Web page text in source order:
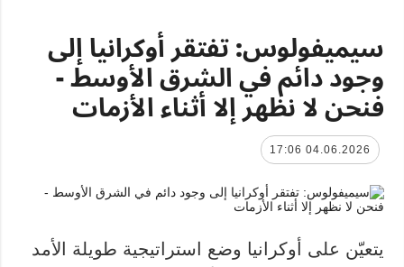
سيميفولوس: تفتقر أوكرانيا إلى
وجود دائم في الشرق الأوسط -
فنحن لا نظهر إلا أثناء الأزمات
04.06.2026 17:06
يتعيّن على أوكرانيا وضع استراتيجية طويلة الأمد